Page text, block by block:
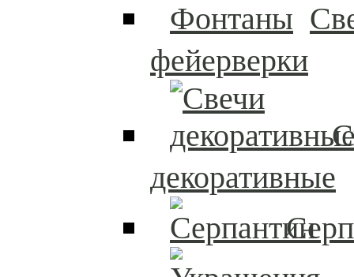
фейерверки
декоративные